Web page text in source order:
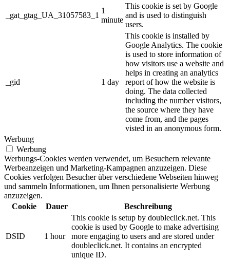
_gat_gtag_UA_31057583_1
1
minute
This cookie is set by Google
and is used to distinguish
users.
_gid 1 day
This cookie is installed by
Google Analytics. The cookie
is used to store information of
how visitors use a website and
helps in creating an analytics
report of how the website is
doing. The data collected
including the number visitors,
the source where they have
come from, and the pages
visted in an anonymous form.
Werbung
Werbung
Werbungs-Cookies werden verwendet, um Besuchern relevante
Werbeanzeigen und Marketing-Kampagnen anzuzeigen. Diese
Cookies verfolgen Besucher über verschiedene Webseiten hinweg
und sammeln Informationen, um Ihnen personalisierte Werbung
anzuzeigen.
Cookie
Dauer Beschreibung
DSID 1 hour
This cookie is setup by doubleclick.net. This
cookie is used by Google to make advertising
more engaging to users and are stored under
doubleclick.net. It contains an encrypted
unique ID.